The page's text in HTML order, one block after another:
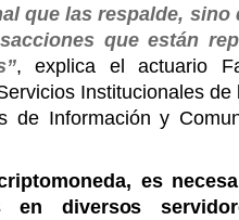
que las respalde, sino
que están
, explica el actuario
Institucionales
de Información y
es
en diversos